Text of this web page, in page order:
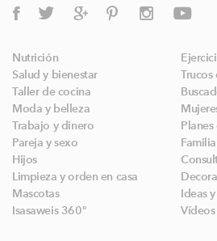
Nutrición
Salud y bienestar
Trucos
Taller de cocina
Moda y belleza
Trabajo y dinero
Pareja y sexo
Hijos
Limpieza y orden en casa
Mascotas
Ideas
Isasaweis 360º
Vídeos